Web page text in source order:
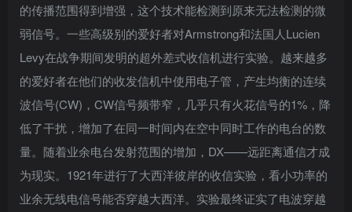
的传播范围得到增强，这个技术能检测到原来无法检测的微
弱信号。一些高级别的爱好者对Armstrong和法国人Lucien
Levy在战争期间发明的超外差式收信机进行实验。越来越多
的爱好者在他们的收发信机中使用电子管，产生均衡的连续
波信号(CW)，CW信号频带窄，几乎只有火花信号的1%，降
低了干扰，增加了在同一时间内在空中同时工作的电台的数
量。随着业余电台发射范围的增加，DX——远距离通信才成
为现实。1921年进行了大西洋彼岸的收信实验，看小功率的
业余无线电信号能否穿越大西洋。实验最终证实了电波穿越